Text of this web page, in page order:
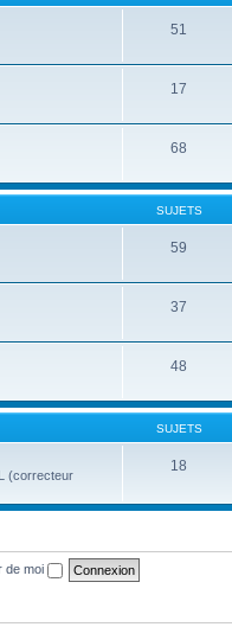
51
17
68
SUJETS
59
37
48
SUJETS
(correcteur
18
de moi